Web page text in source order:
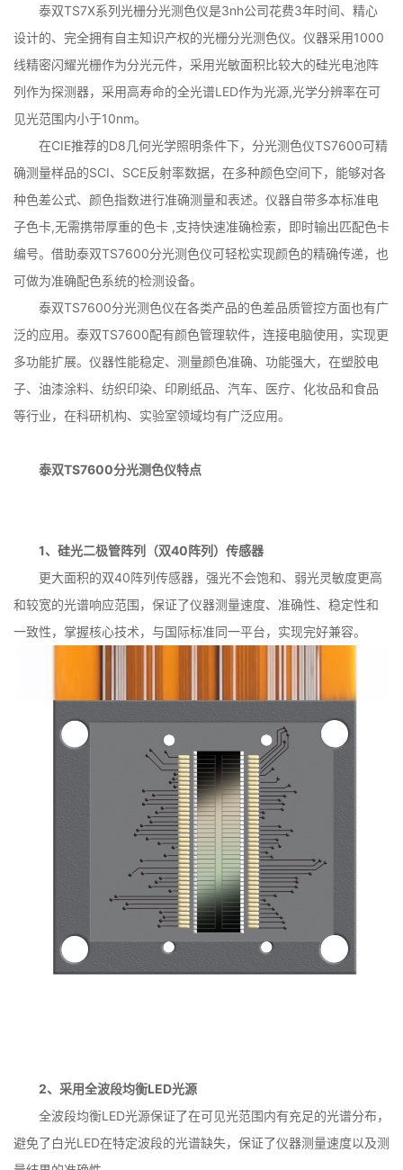
泰双TS7X系列光栅分光测色仪是3nh公司花费3年时间、精心
设计的、完全拥有自主知识产权的光栅分光测色仪。仪器采用1000
线精密闪耀光栅作为分光元件，采用光敏面积比较大的硅光电池阵
列作为探测器，采用高寿命的全光谱LED作为光源,光学分辨率在可
见光范围内小于10nm。
在CIE推荐的D8几何光学照明条件下，分光测色仪TS7600可精
确测量样品的SCI、SCE反射率数据，在多种颜色空间下，能够对各
种色差公式、颜色指数进行准确测量和表述。仪器自带多本标准电
子色卡,无需携带厚重的色卡 ,支持快速准确检索，即时输出匹配色卡
编号。借助泰双TS7600分光测色仪可轻松实现颜色的精确传递，也
可做为准确配色系统的检测设备。
泰双TS7600分光测色仪在各类产品的色差品质管控方面也有广
泛的应用。泰双TS7600配有颜色管理软件，连接电脑使用，实现更
多功能扩展。仪器性能稳定、测量颜色准确、功能强大，在塑胶电
子、油漆涂料、纺织印染、印刷纸品、汽车、医疗、化妆品和食品
等行业，在科研机构、实验室领域均有广泛应用。
泰双TS7600分光测色仪特点
1、硅光二极管阵列（双40阵列）传感器
更大面积的双40阵列传感器，强光不会饱和、弱光灵敏度更高
和较宽的光谱响应范围，保证了仪器测量速度、准确性、稳定性和
一致性，掌握核心技术，与国际标准同一平台，实现完好兼容。
2、采用全波段均衡LED光源
全波段均衡LED光源保证了在可见光范围内有充足的光谱分布，
避免了白光LED在特定波段的光谱缺失，保证了仪器测量速度以及测